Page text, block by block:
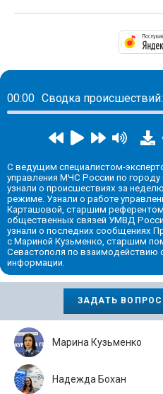
00:00
С ведущим специалистом-
управления МЧС России по
узнали о происшествиях за
режиме. Узнали о работе
Карташовой, старшим
общественных связей УМВД
узнали о последних сообщениях
с Мариной Кузьменко, старшим
Севастополя по взаимодействию
информации.
ЗАДАТЬ
Марина Кузьменко
Надежда Бохан